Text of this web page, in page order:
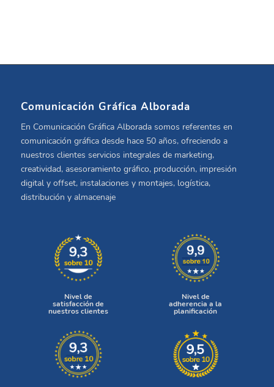
Comunicación Gráfica Alborada
En Comunicación Gráfica Alborada somos referentes en
comunicación gráfica desde hace 50 años, ofreciendo a
nuestros clientes servicios integrales de marketing,
creatividad, asesoramiento gráfico, producción, impresión
digital y offset, instalaciones y montajes, logística,
distribución y almacenaje
Nivel de
satisfacción de
nuestros clientes
Nivel de
adherencia a la
planificación